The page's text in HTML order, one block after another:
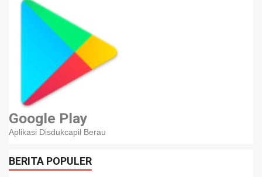
Google Play
Aplikasi Disdukcapil Berau
BERITA POPULER